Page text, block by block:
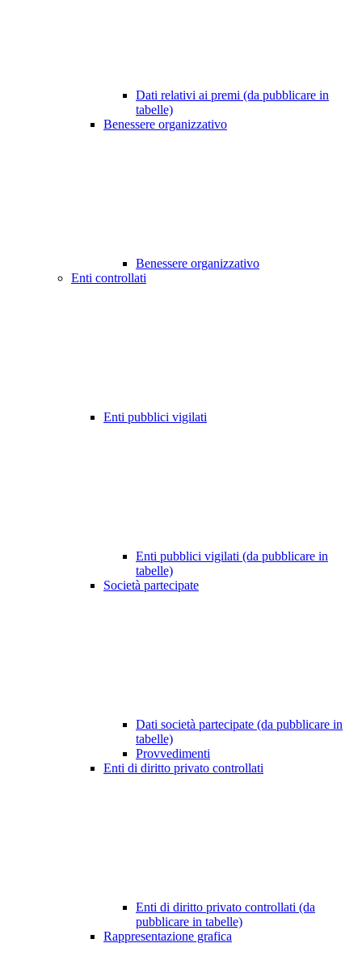
Dati relativi ai premi (da pubblicare in
tabelle)
Benessere organizzativo
Benessere organizzativo
Enti controllati
Enti pubblici vigilati
Enti pubblici vigilati (da pubblicare in
tabelle)
Società partecipate
Dati società partecipate (da pubblicare in
tabelle)
Provvedimenti
Enti di diritto privato controllati
Enti di diritto privato controllati (da
pubblicare in tabelle)
Rappresentazione grafica